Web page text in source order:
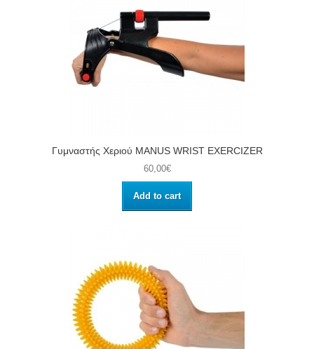
Γυμναστής Χεριού MANUS WRIST EXERCIZER
60,00€
Add to cart